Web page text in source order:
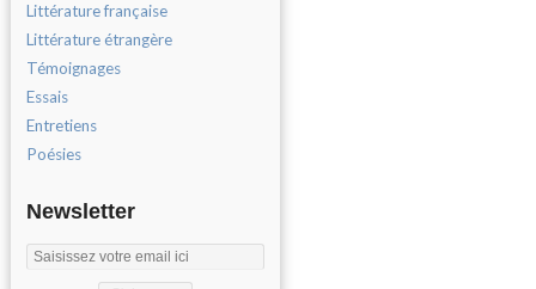
Littérature française
Littérature étrangère
Témoignages
Essais
Entretiens
Poésies
Newsletter